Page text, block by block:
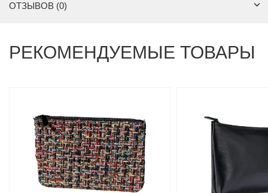
ОТЗЫВОВ (0)
РЕКОМЕНДУЕМЫЕ ТОВАРЫ